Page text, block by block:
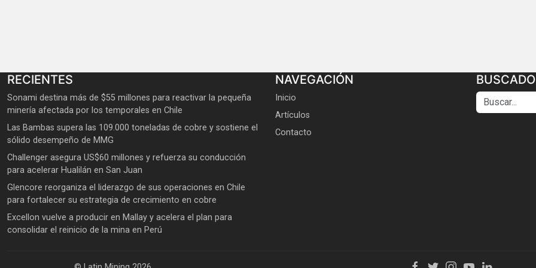
Buscar...
NAVEGACIÓN
Inicio
Artículos
Contacto
RECIENTES
Sonami destina más de $55 millones para reactivar la pequeña
minería afectada por los temporales en Chile
Las Bambas supera las 109.000 toneladas de cobre y sostiene el
sólido desempeño de MMG
Challenger asegura US$60 millones y refuerza su conducción
para acelerar Hualilán en San Juan
Glencore reorganiza el liderazgo de sus operaciones en Chile
para fortalecer su estrategia de crecimiento en cobre
Excellon vuelve a producir en Mallay y acelera el plan para
consolidar el reinicio de la mina en Perú